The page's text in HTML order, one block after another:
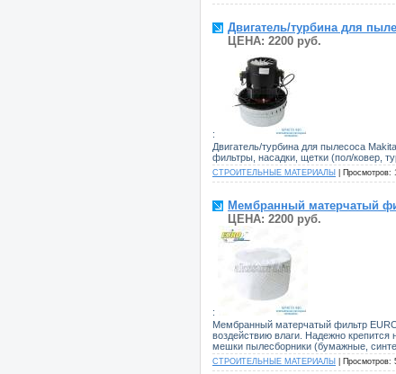
Двигатель/турбина для
ЦЕНА: 2200 руб.
:
Двигатель/турбина для пылесоса
фильтры, насадки, щетки (пол/ковер,
СТРОИТЕЛЬНЫЕ МАТЕРИАЛЫ | Просмотров:
Мембранный матерчатый
ЦЕНА: 2200 руб.
:
Мембранный матерчатый фильтр
воздействию влаги. Надежно
мешки пылесборники (бумажные,
СТРОИТЕЛЬНЫЕ МАТЕРИАЛЫ | Просмотров: